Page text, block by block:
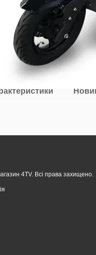
4TV. Всі права захищено.